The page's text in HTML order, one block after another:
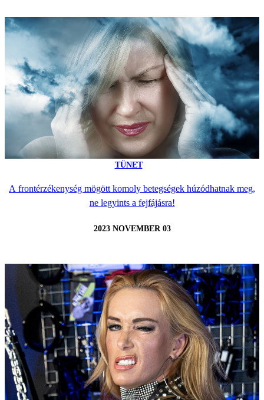
TÜNET
A frontérzékenység mögött komoly betegségek húzódhatnak meg,
ne legyints a fejfájásra!
2023 NOVEMBER 03